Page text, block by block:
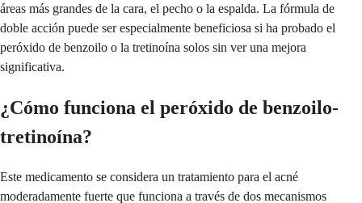
áreas más grandes de la cara, el pecho o la espalda. La fórmula de
doble acción puede ser especialmente beneficiosa si ha probado el
peróxido de benzoilo o la tretinoína solos sin ver una mejora
significativa.
¿Cómo funciona el peróxido de benzoilo-
tretinoína?
Este medicamento se considera un tratamiento para el acné
moderadamente fuerte que funciona a través de dos mecanismos